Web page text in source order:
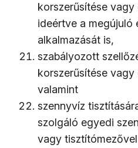
korszerűsítése vagy
ideértve a megújuló
alkalmazását is,
szabályozott
korszerűsítése vagy
valamint
szennyvíz
szolgáló egyedi
vagy